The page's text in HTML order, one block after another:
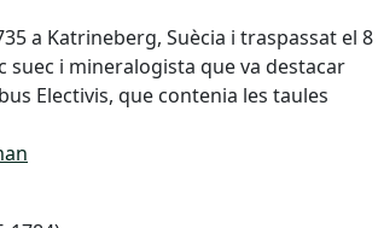
a Katrineberg, Suècia i traspassat el 8
suec i mineralogista que va destacar
Electivis, que contenia les taules